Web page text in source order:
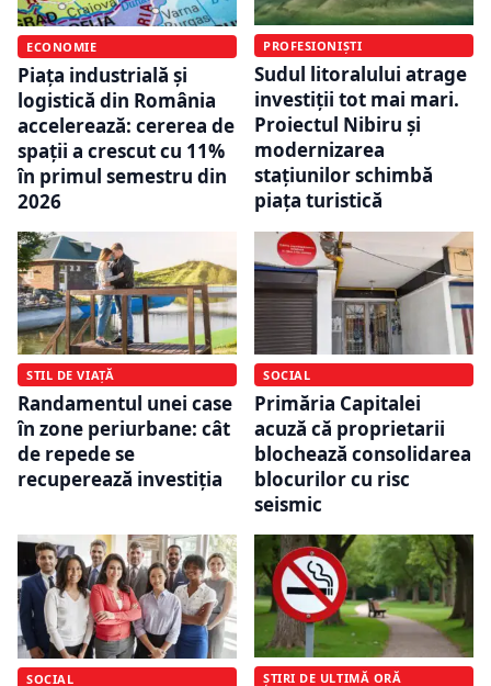
ECONOMIE
Piața industrială și
logistică din România
accelerează: cererea de
spații a crescut cu 11%
în primul semestru din
2026
PROFESIONIȘTI
Sudul litoralului atrage
investiții tot mai mari.
Proiectul Nibiru și
modernizarea
stațiunilor schimbă
piața turistică
STIL DE VIAȚĂ
Randamentul unei case
în zone periurbane: cât
de repede se
recuperează investiția
SOCIAL
Primăria Capitalei
acuză că proprietarii
blochează consolidarea
blocurilor cu risc
seismic
SOCIAL ȘTIRI DE ULTIMĂ ORĂ